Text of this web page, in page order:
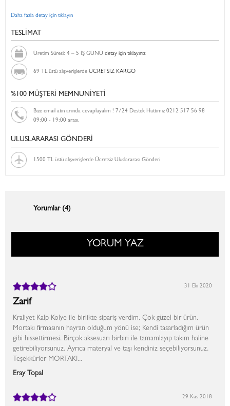
Daha fazla detay için tıklayın
TESLİMAT
Üretim Süresi: 4 – 5 İŞ GÜNÜ detay için tıklayınız
69 TL üstü alışverişlerde ÜCRETSİZ KARGO
%100 MÜŞTERİ MEMNUNİYETİ
Bize email atın anında cevaplayalım ! 7/24 Destek Hattımız 0212 517 56 98
09:00 - 19:00 arası.
ULUSLARARASI GÖNDERİ
1500 TL üstü alışverişlerde Ücretsiz Uluslararası Gönderi
Yorumlar (4)
YORUM YAZ
Zarif
Kraliyet Kalp Kolye ile birlikte sipariş verdim. Çok güzel bir ürün.
Mortakı firmasının hayran olduğum yönü ise; Kendi tasarladığım ürün
gibi hissettirmesi. Birçok aksesuarı birbiri ile tamamlayıp takım haline
getirebiliyorsunuz. Ayrıca materyal ve taşı kendiniz seçebiliyorsunuz.
Teşekkürler MORTAKI...
Eray Topal
31 Eki 2020
29 Kas 2018